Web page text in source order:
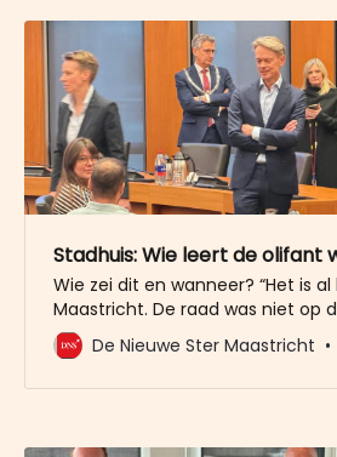
Stadhuis: Wie leert de olifant
Wie zei dit en wanneer? “Het is
Maastricht. De raad was niet op
al langere tijd verminderde
en gemeentesecretaris. Twee
De Nieuwe Ster Maastricht